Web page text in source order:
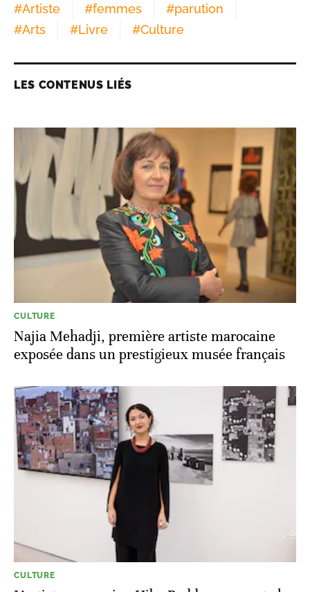
#Artiste #femmes #parution
#Arts #Livre #Culture
LES CONTENUS LIÉS
CULTURE
Najia Mehadji, première artiste marocaine
exposée dans un prestigieux musée français
CULTURE